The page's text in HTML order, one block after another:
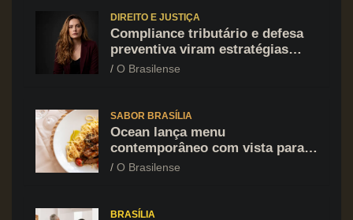
DIREITO E JUSTIÇA
Compliance tributário e defesa
preventiva viram estratégias
indispensáveis para expansão
O Brasilense
SABOR BRASÍLIA
Ocean lança menu
contemporâneo com vista para o
Lago Paranoá no Restaurant
O Brasilense
BRASÍLIA